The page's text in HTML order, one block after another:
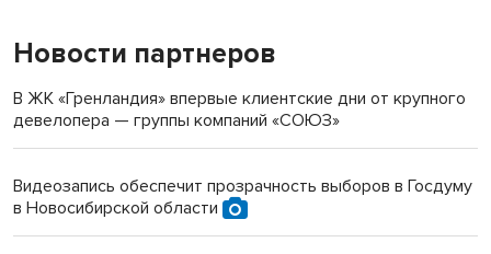
«Мы живём на пастбище!»: в новосибирском селе лошади
терроризируют жителей
Новосибирский преподаватель с женой вошли в топ-16
Новости партнеров
В ЖК «Гренландия» впервые клиентские дни от крупного
девелопера — группы компаний «СОЮЗ»
Видеозапись обеспечит прозрачность выборов в Госдуму
в Новосибирской области